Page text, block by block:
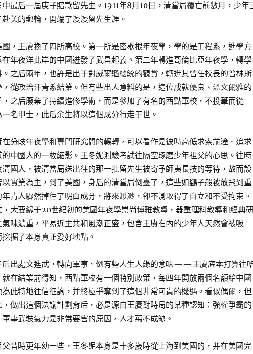
中最后一屆庚子賠款留先生。1911年8月10日，清當局覆亡前數月，少年
赴美的郵輪，開端了漫漫留先生涯。
國，王賡換了四所高校。第一所是密歇根年夜學，學的是工程系，進學方
在年夜洋此岸的中國迸發了武昌起義。第二年轉進哥倫比亞年夜學，轉學
。之后兩年，也許是出于對威爾遜總統的觀賞，轉進其曾任校長的普林斯
，從政治汗青系結業。但有些出人意料的是，這位成就優良、溫文爾雅的
，之后廢棄了持續進修學術，而是參加了有名的西點軍校，不投筆而從
名甲士，此后余生將以這個成分行走于世。
在分歧年夜學和專門研究間的輾轉，可以看作是彼時高低求索前途、追求
的中國人的一枚縮影。王冬妮測驗考試往隔空琢磨少年祖父的心思。往時
清國人，被清當局送出往的那一批留先生被寄予師夷長技的等待，故而設
以實業為主，到了美國，身后的清當局倒臺了，這些如鷂子般被放飛到重
青人驟然掉往了明白成分，將來渺渺，卻不測取得了自立和不受拘束。
，大要緣于20世紀初的美國年夜學崇尚博雅教導，器重理科教導和經典研
氣味濃重，平易近主共和風潮正盛，包含王賡在內的少年人天然會被吸
掘了本身真正愛好地點。
后出處文進武，轉向軍事，倒有些人生人緣的意味——王賡底本打算往
就在結業前得知，西點軍校有一個特別政策，每四年開放兩個名額給中國
為此特地往信征詢，并終極爭奪到了這個非常可貴的機遇。看似偶爾，但
，做出這個決議計劃背后，必是源自王賡對時局的某種認知：強權爭霸的
事武裝氣力是非常要害的原因，人才萬不成缺。
父昔時更年幼一些，王冬妮本身是十多歲時從上海到美國的，并在美國完